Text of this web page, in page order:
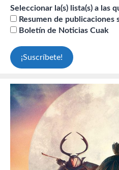
Seleccionar la(s) lista(s) a las
Resumen de publicaciones
Boletín de Noticias Cuak